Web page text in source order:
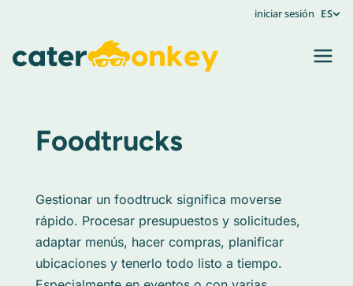
iniciar sesión ES
Foodtrucks
Gestionar un foodtruck significa moverse
rápido. Procesar presupuestos y solicitudes,
adaptar menús, hacer compras, planificar
ubicaciones y tenerlo todo listo a tiempo.